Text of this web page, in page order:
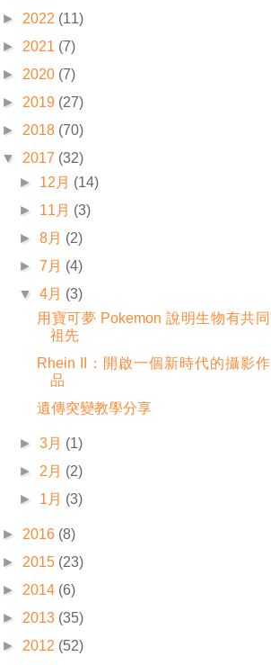
► 2022 (11)
► 2021 (7)
► 2020 (7)
► 2019 (27)
► 2018 (70)
▼
2017 (32)
► 12月 (14)
► 11月 (3)
►8月 (2)
►7月 (4)
▼
4月 (3)
用寶可夢 Pokemon 說明生物有共同
祖先
Rhein II：開啟一個新時代的攝影作
品
遺傳突變教學分享
►3月 (1)
► 2月 (2)
► 1月 (3)
► 2016 (8)
► 2015 (23)
► 2014 (6)
► 2013 (35)
► 2012 (52)